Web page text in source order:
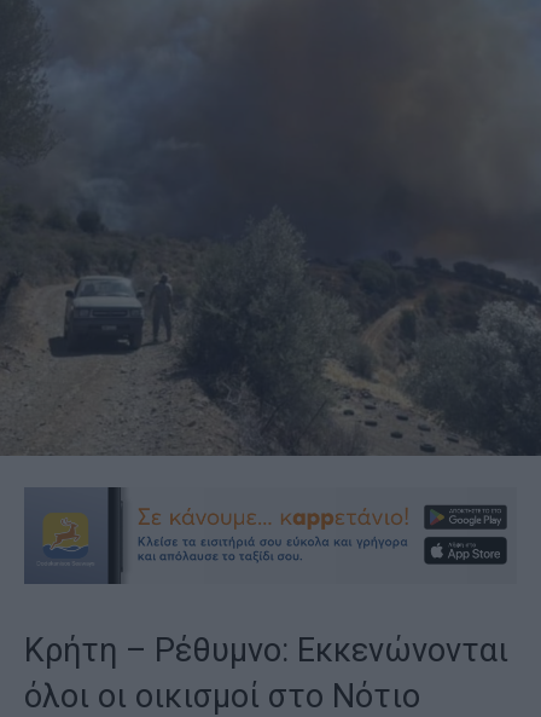
Κρήτη – Ρέθυμνο: Εκκενώνονται
όλοι οι οικισμοί στο Νότιο